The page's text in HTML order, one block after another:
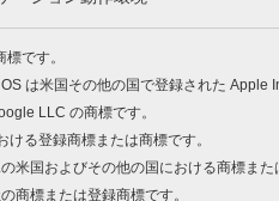
です。
は米国その他の国で登録された Apple
LLC の商標です。
る登録商標または商標です。
国およびその他の国における商標また
商標または登録商標です。